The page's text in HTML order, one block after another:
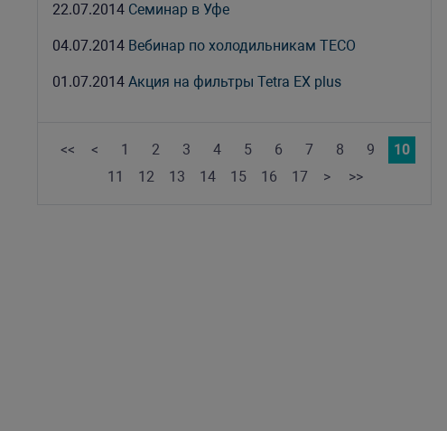
22.07.2014 Семинар в Уфе
04.07.2014 Вебинар по холодильникам TECO
01.07.2014Акция на фильтры Tetra EX plus
<< < 1 2 3 4 5 6 7 8 9
10
11
12 13 14 15 16 17 > >>